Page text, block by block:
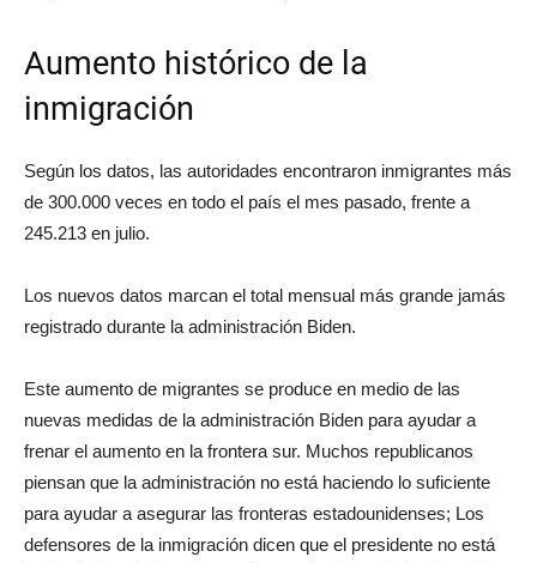
Aumento histórico de la
inmigración
Según los datos, las autoridades encontraron inmigrantes más
de 300.000 veces en todo el país el mes pasado, frente a
245.213 en julio.
Los nuevos datos marcan el total mensual más grande jamás
registrado durante la administración Biden.
Este aumento de migrantes se produce en medio de las
nuevas medidas de la administración Biden para ayudar a
frenar el aumento en la frontera sur. Muchos republicanos
piensan que la administración no está haciendo lo suficiente
para ayudar a asegurar las fronteras estadounidenses; Los
defensores de la inmigración dicen que el presidente no está